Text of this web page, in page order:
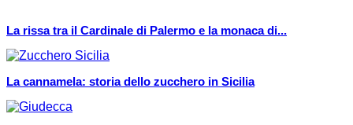
La rissa tra il Cardinale di Palermo e la monaca di...
La cannamela: storia dello zucchero in Sicilia